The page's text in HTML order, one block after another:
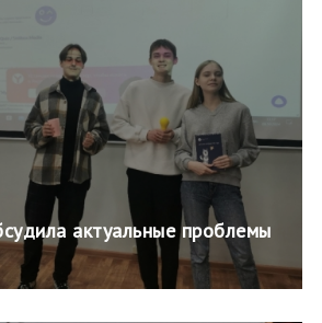
актуальные проблемы